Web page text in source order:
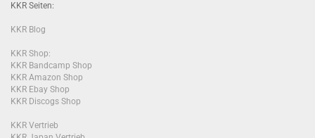
KKR Seiten:
KKR Blog
KKR Shop:
KKR Bandcamp Shop
KKR Amazon Shop
KKR Ebay Shop
KKR Discogs Shop
KKR Vertrieb